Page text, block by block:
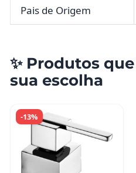
Pais de Origem
✨ Produtos
sua escolha
-13%